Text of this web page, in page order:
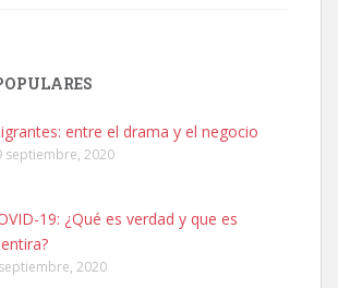
entre el drama y el negocio
septiembre, 2020
19: ¿Qué es verdad y que es
2020